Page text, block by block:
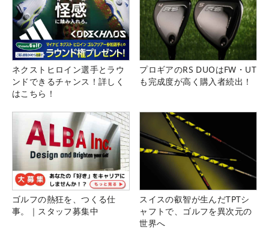
ネクストヒロイン選手とラウ
ンドできるチャンス！詳しく
はこちら！
プロギアのRS DUOはFW・UT
も完成度が高く購入者続出！
ゴルフの熱狂を、つくる仕
事。｜スタッフ募集中
スイスの叡智が生んだTPTシ
ャフトで、ゴルフを異次元の
世界へ